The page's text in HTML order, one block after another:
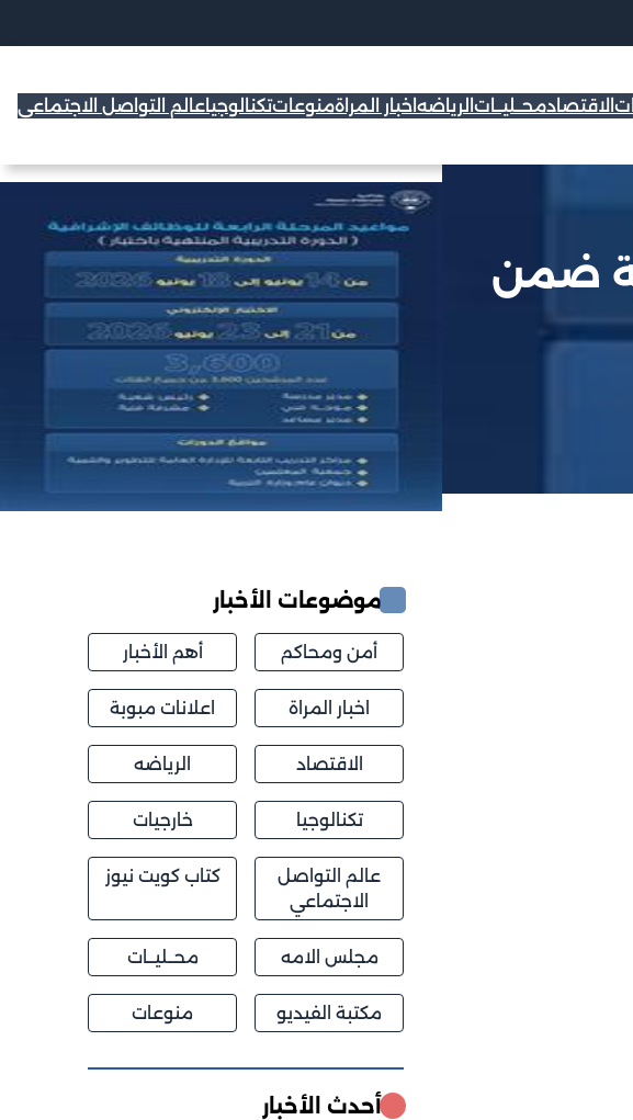
الاقتصادمحــليــات الرياضه اخبار المراةمنوعاتتكنالوجياعالم التواصل الاجتماعي
ضمن
موضوعات الأخبار
أمن ومحاكم أهم الأخبار
اخبار المراة اعلانات مبوبة
الاقتصاد الرياضه
تكنالوجيا خارجيات
عالم التواصل
الاجتماعي
كتاب كويت نيوز
مجلس الامه محــليــات
مكتبة الفيديو منوعات
أحدث الأخبار